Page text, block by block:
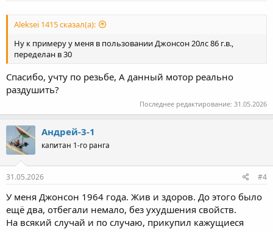
Aleksei 1415 сказал(а):
Ну к примеру у меня в пользовании Джонсон 20лс 86 г.в.,
переделан в 30
Спасибо, учту по резьбе, А данный мотор реально
раздушить?
Последнее редактирование: 31.05.2026
Андрей-3-1
капитан 1-го ранга
31.05.2026 #4
У меня Джонсон 1964 года. Жив и здоров. До этого было
ещё два, отбегали немало, без ухудшения свойств.
На всякий случай и по случаю, прикупил кажущиеся